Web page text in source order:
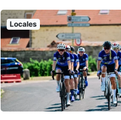
Locales